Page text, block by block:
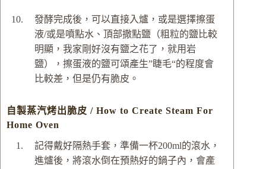
發酵完成後，可以直接入爐，或是選擇擦蛋
液/或是噴點水、頂部撒點鹽（粗粒的鹽比較
明顯，我家剛好沒有鹽之花了，就用岩
鹽），擦蛋液的鹽可頌產生”睫毛“的程度會
比較差，但是仍有脆皮。
自製蒸汽烤出脆皮 / How to Create Steam For
Home Oven
記得戴好隔熱手套，準備一杯200ml的滾水，
進爐後，將滾水倒在預熱好的鍋子內，會產